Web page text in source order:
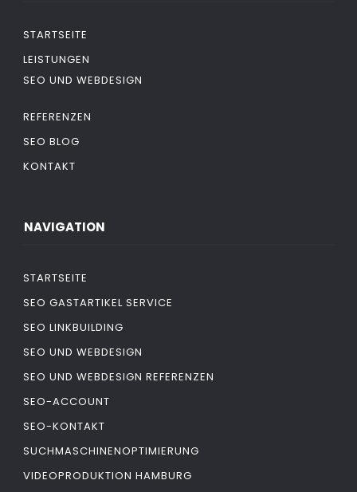
STARTSEITE
LEISTUNGEN
SEO UND WEBDESIGN
REFERENZEN
SEO BLOG
KONTAKT
NAVIGATION
STARTSEITE
SEO GASTARTIKEL SERVICE
SEO LINKBUILDING
SEO UND WEBDESIGN
SEO UND WEBDESIGN REFERENZEN
SEO-ACCOUNT
SEO-KONTAKT
SUCHMASCHINENOPTIMIERUNG
VIDEOPRODUKTION HAMBURG